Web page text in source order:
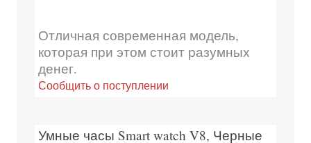
Отличная современная модель,
которая при этом стоит разумных
денег.
Сообщить о поступлении
Умные часы Smart watch V8, Черные